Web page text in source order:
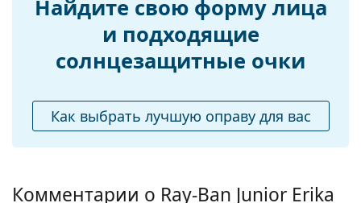
носоупоры:
Нет
чистки:
Нет
Другое
Найдите свою форму лица
и подходящие
солнцезащитные очки
Как выбрать лучшую оправу для вас
Комментарии о Ray-Ban Junior Erika